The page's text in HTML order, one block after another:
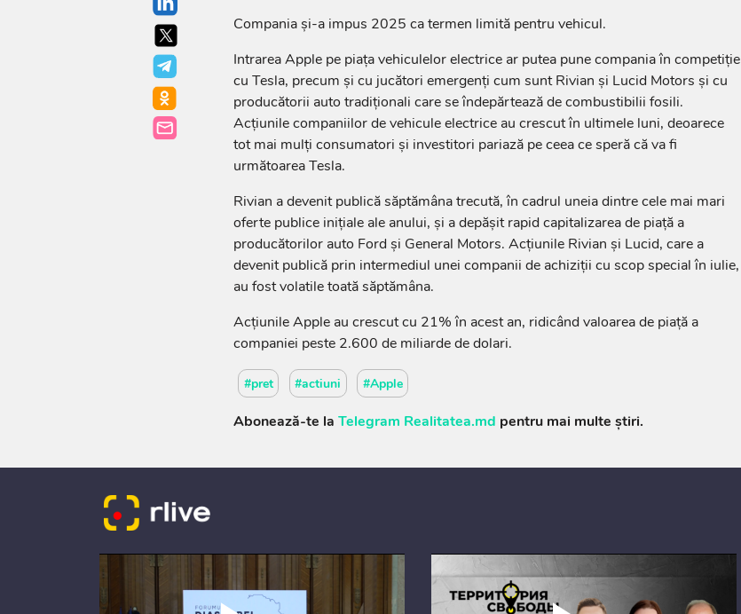
Compania şi-a impus 2025 ca termen limită pentru vehicul.
Intrarea Apple pe piaţa vehiculelor electrice ar putea pune compania în competiţie
cu Tesla, precum şi cu jucători emergenţi cum sunt Rivian şi Lucid Motors şi cu
producătorii auto tradiţionali care se îndepărtează de combustibilii fosili.
Acţiunile companiilor de vehicule electrice au crescut în ultimele luni, deoarece
tot mai mulţi consumatori şi investitori pariază pe ceea ce speră că va fi
următoarea Tesla.
Rivian a devenit publică săptămâna trecută, în cadrul uneia dintre cele mai mari
oferte publice iniţiale ale anului, şi a depăşit rapid capitalizarea de piaţă a
producătorilor auto Ford şi General Motors. Acţiunile Rivian şi Lucid, care a
devenit publică prin intermediul unei companii de achiziţii cu scop special în iulie,
au fost volatile toată săptămâna.
Acţiunile Apple au crescut cu 21% în acest an, ridicând valoarea de piaţă a
companiei peste 2.600 de miliarde de dolari.
#pret #actiuni #Apple
Abonează-te la Telegram Realitatea.md pentru mai multe știri.